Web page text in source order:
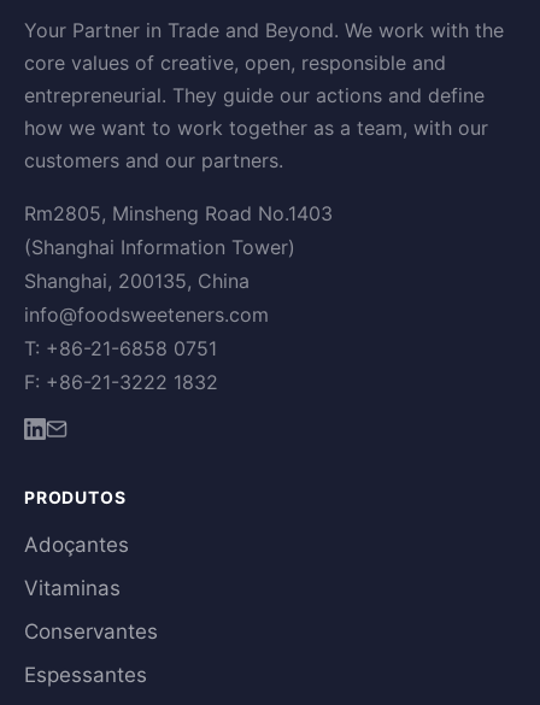
Your Partner in Trade and Beyond. We work with the
core values of creative, open, responsible and
entrepreneurial. They guide our actions and define
how we want to work together as a team, with our
customers and our partners.
Rm2805, Minsheng Road No.1403
(Shanghai Information Tower)
Shanghai, 200135, China
info@foodsweeteners.com
T: +86-21-6858 0751
F: +86-21-3222 1832
PRODUTOS
Adoçantes
Vitaminas
Conservantes
Espessantes